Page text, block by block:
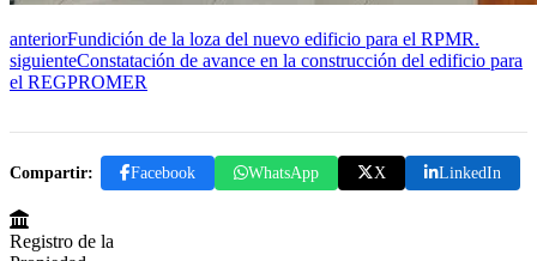
anteriorFundición de la loza del nuevo edificio para el RPMR.
siguienteConstatación de avance en la construcción del edificio para
el REGPROMER
Compartir: Facebook WhatsApp X LinkedIn
Registro de la